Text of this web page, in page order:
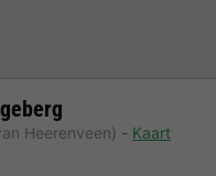
Heerenveen)
Kaart